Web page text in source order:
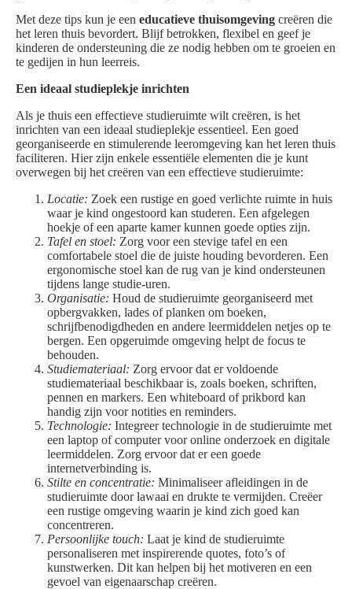
Met deze tips kun je een educatieve thuisomgeving creëren die
het leren thuis bevordert. Blijf betrokken, flexibel en geef je
kinderen de ondersteuning die ze nodig hebben om te groeien en
te gedijen in hun leerreis.
Een ideaal studieplekje inrichten
Als je thuis een effectieve studieruimte wilt creëren, is het
inrichten van een ideaal studieplekje essentieel. Een goed
georganiseerde en stimulerende leeromgeving kan het leren thuis
faciliteren. Hier zijn enkele essentiële elementen die je kunt
overwegen bij het creëren van een effectieve studieruimte:
Locatie: Zoek een rustige en goed verlichte ruimte in huis
waar je kind ongestoord kan studeren. Een afgelegen
hoekje of een aparte kamer kunnen goede opties zijn.
Tafel en stoel: Zorg voor een stevige tafel en een
comfortabele stoel die de juiste houding bevorderen. Een
ergonomische stoel kan de rug van je kind ondersteunen
tijdens lange studie-uren.
Organisatie: Houd de studieruimte georganiseerd met
opbergvakken, lades of planken om boeken,
schrijfbenodigdheden en andere leermiddelen netjes op te
bergen. Een opgeruimde omgeving helpt de focus te
behouden.
Studiemateriaal: Zorg ervoor dat er voldoende
studiemateriaal beschikbaar is, zoals boeken, schriften,
pennen en markers. Een whiteboard of prikbord kan
handig zijn voor notities en reminders.
Technologie: Integreer technologie in de studieruimte met
een laptop of computer voor online onderzoek en digitale
leermiddelen. Zorg ervoor dat er een goede
internetverbinding is.
Stilte en concentratie: Minimaliseer afleidingen in de
studieruimte door lawaai en drukte te vermijden. Creëer
een rustige omgeving waarin je kind zich goed kan
concentreren.
Persoonlijke touch: Laat je kind de studieruimte
personaliseren met inspirerende quotes, foto’s of
kunstwerken. Dit kan helpen bij het motiveren en een
gevoel van eigenaarschap creëren.